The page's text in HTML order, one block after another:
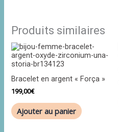
Produits similaires
Bracelet en argent « Força »
199,00€
Ajouter au panier